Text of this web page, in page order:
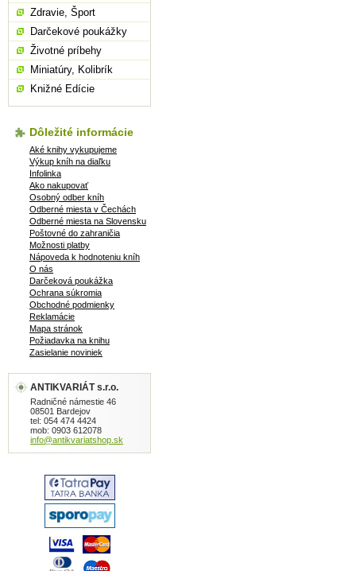
Zdravie, Šport
Darčekové poukážky
Životné príbehy
Miniatúry, Kolibrík
Knižné Edície
Dôležité informácie
Aké knihy vykupujeme
Výkup kníh na diaľku
Infolinka
Ako nakupovať
Osobný odber kníh
Odberné miesta v Čechách
Odberné miesta na Slovensku
Poštovné do zahraničia
Možnosti platby
Nápoveda k hodnoteniu kníh
O nás
Darčeková poukážka
Ochrana súkromia
Obchodné podmienky
Reklamácie
Mapa stránok
Požiadavka na knihu
Zasielanie noviniek
ANTIKVARIÁT s.r.o.
Radničné námestie 46
08501 Bardejov
tel: 054 474 4424
mob: 0903 612078
info@antikvariatshop.sk